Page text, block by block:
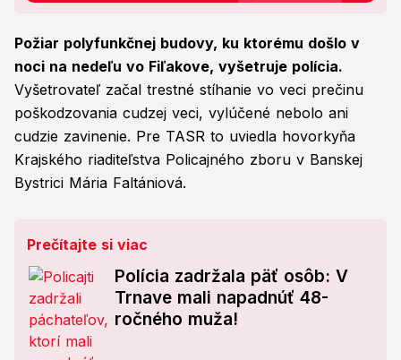
Požiar polyfunkčnej budovy, ku ktorému došlo v
noci na nedeľu vo Fiľakove, vyšetruje polícia.
Vyšetrovateľ začal trestné stíhanie vo veci prečinu
poškodzovania cudzej veci, vylúčené nebolo ani
cudzie zavinenie. Pre TASR to uviedla hovorkyňa
Krajského riaditeľstva Policajného zboru v Banskej
Bystrici Mária Faltániová.
Prečítajte si viac
Polícia zadržala päť osôb: V
Trnave mali napadnúť 48-
ročného muža!